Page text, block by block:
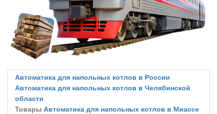
Автоматика для напольных котлов в России
Автоматика для напольных котлов в Челябинской
области
Товары Автоматика для напольных котлов в Миассе